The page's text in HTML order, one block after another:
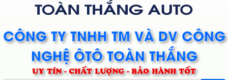
CÔNG TY TNHH TM VÀ DV CÔNG
NGHỆ ÔTÔ TOÀN THẮNG
UY TÍN - CHẤT LƯỢNG - BẢO HÀNH TỐT